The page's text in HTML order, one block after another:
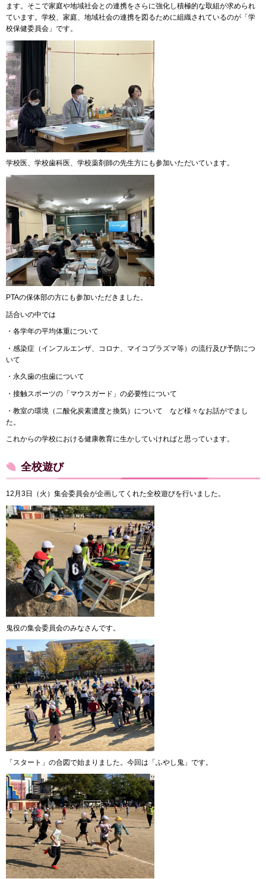
ます。そこで家庭や地域社会との連携をさらに強化し積極的な取組が求められ
ています。学校、家庭、地域社会の連携を図るために組織されているのが「学
校保健委員会」です。
学校医、学校歯科医、学校薬剤師の先生方にも参加いただいています。
PTAの保体部の方にも参加いただきました。
話合いの中では
・各学年の平均体重について
・感染症（インフルエンザ、コロナ、マイコプラズマ等）の流行及び予防につ
いて
・永久歯の虫歯について
・接触スポーツの「マウスガード」の必要性について
・教室の環境（二酸化炭素濃度と換気）について など様々なお話がでまし
た。
これからの学校における健康教育に生かしていければと思っています。
全校遊び
12月3日（火）集会委員会が企画してくれた全校遊びを行いました。
鬼役の集会委員会のみなさんです。
「スタート」の合図で始まりました。今回は「ふやし鬼」です。